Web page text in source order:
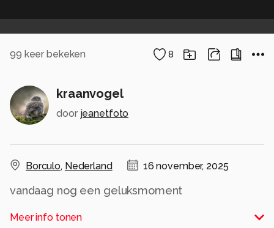
99 keer bekeken 8
kraanvogel
door jeanetfoto
Borculo, Nederland 16 november, 2025
vandaag nog een geluksmoment
naar voedsel
Meer info tonen